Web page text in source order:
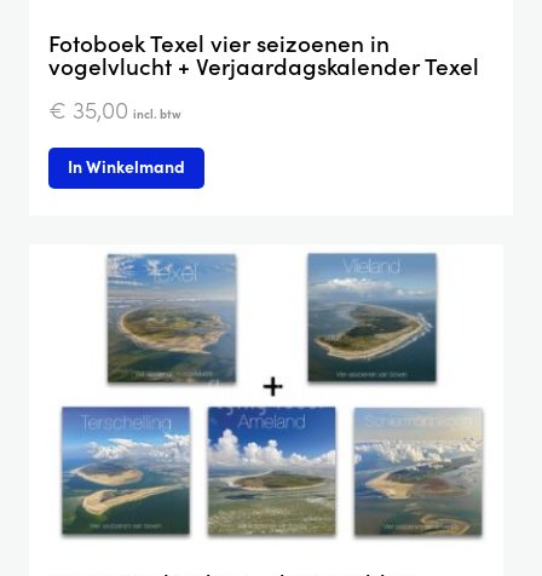
Fotoboek Texel vier seizoenen in
vogelvlucht + Verjaardagskalender Texel
€ 35,00 incl. btw
In Winkelmand